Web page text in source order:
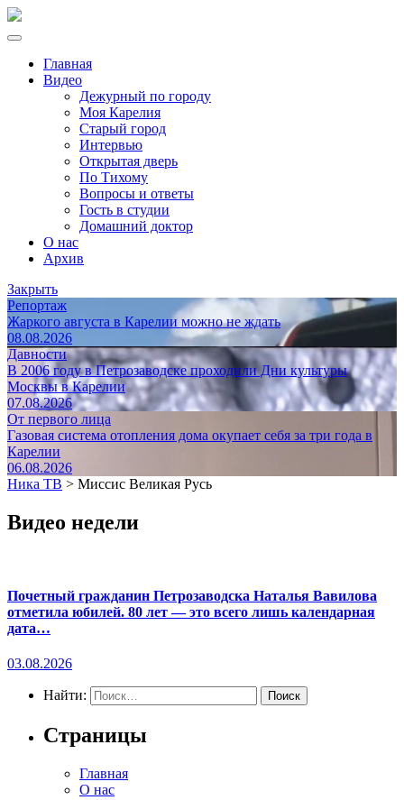
Главная
Видео
Дежурный по городу
Моя Карелия
Старый город
Интервью
Открытая дверь
По Тихому
Вопросы и ответы
Гость в студии
Домашний доктор
О нас
Архив
Закрыть
Репортаж
Жаркого августа в Карелии можно не ждать
08.08.2026
Давности
В 2006 году в Петрозаводске проходили Дни культуры
Москвы в Карелии
07.08.2026
От первого лица
Газовая система отопления дома окупает себя за три года в
Карелии
06.08.2026
Ника ТВ > Миссис Великая Русь
Видео недели
Почетный гражданин Петрозаводска Наталья Вавилова
отметила юбилей. 80 лет — это всего лишь календарная
дата…
03.08.2026
Найти:
Страницы
Главная
О нас